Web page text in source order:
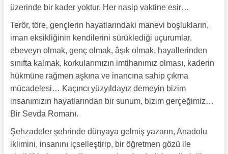
üzerinde bir kader yoktur. Her nasip vaktine esir…
Terör, töre, gençlerin hayatlarındaki manevi boşlukların,
iman eksikliğinin kendilerini sürüklediği uçurumlar,
ebeveyn olmak, genç olmak, âşık olmak, hayallerinden
sınıfta kalmak, korkularımızın imtihanımız olması, kaderin
hükmüne rağmen aşkına ve inancına sahip çıkma
mücadelesi… Kaçıncı yüzyıldayız demeyin bizim
insanımızın hayatlarından bir sunum, bizim gerçeğimiz…
Bir Sevda Romanı.
Şehzadeler şehrinde dünyaya gelmiş yazarın, Anadolu
iklimini, insanını içselleştirip, bir öğretmen gözü ile